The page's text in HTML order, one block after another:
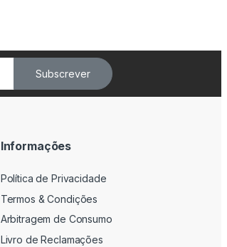
Subscrever
Informações
Política de Privacidade
Termos & Condições
Arbitragem de Consumo
Livro de Reclamações